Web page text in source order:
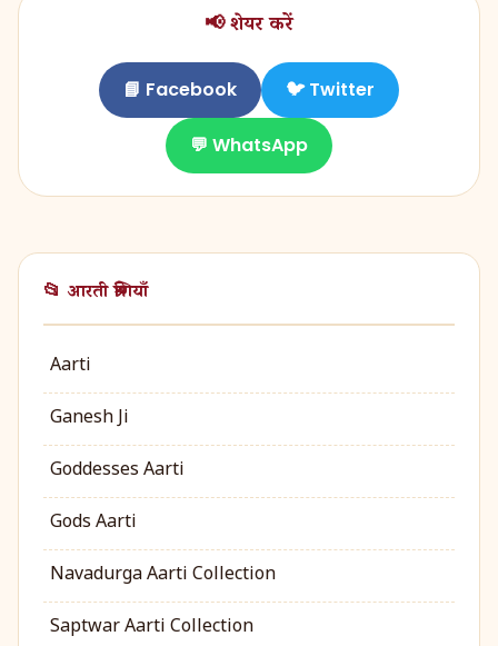
📢 शेयर करें
📘 Facebook 🐦 Twitter
💬 WhatsApp
📂 आरती श्रेणियाँ
Aarti
Ganesh Ji
Goddesses Aarti
Gods Aarti
Navadurga Aarti Collection
Saptwar Aarti Collection